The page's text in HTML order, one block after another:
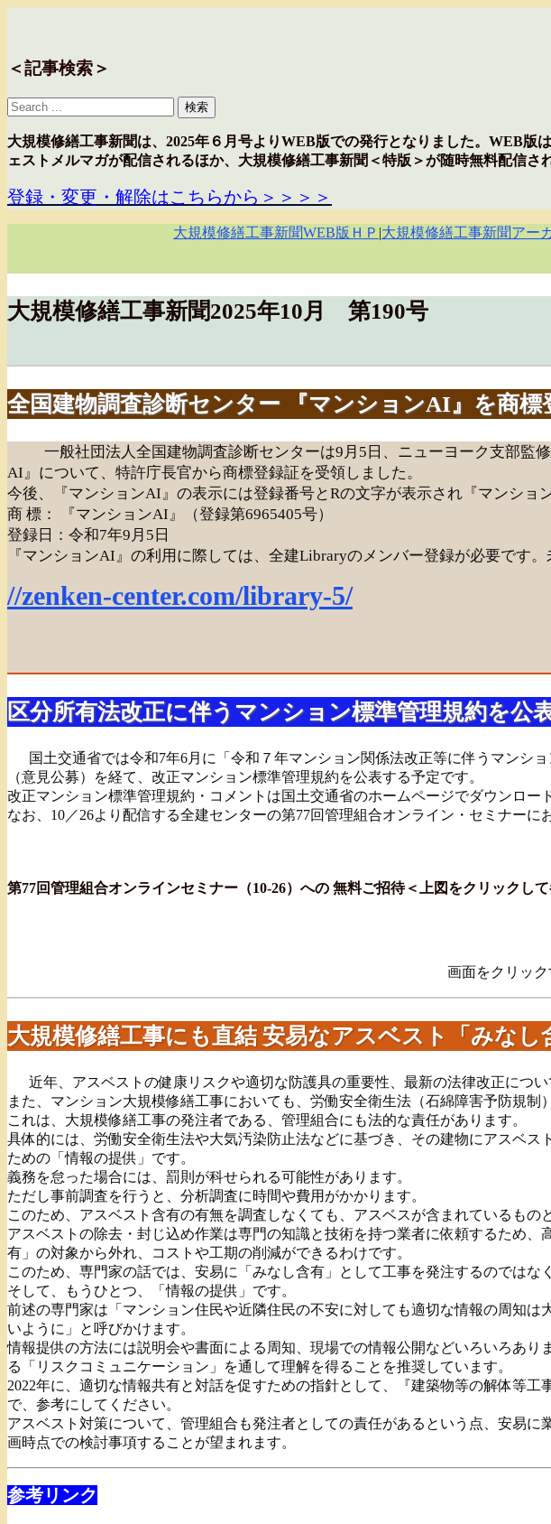
＜記事検索＞
大規模修繕工事新聞は、2025年６月号よりWEB版での発行となりました。WEB
ェストメルマガが配信されるほか、大規模修繕工事新聞＜特版＞が随時無料配信さ
登録・変更・解除はこちらから＞＞＞＞
大規模修繕工事新聞WEB版ＨＰ |大規模修繕工事新聞アー
大規模修繕工事新聞2025年10月 第190号
全国建物調査診断センター 『マンションAI』を商標
一般社団法人全国建物調査診断センターは9月5日、ニューヨーク支部監
AI』について、特許庁長官から商標登録証を受領しました。
今後、『マンションAI』の表示には登録番号とRの文字が表示され『マンショ
商 標： 『マンションAI』（登録第6965405号）
登録日：令和7年9月5日
『マンションAI』の利用に際しては、全建Libraryのメンバー登録が必要です
//zenken-center.com/library-5/
区分所有法改正に伴うマンション標準管理規約を公
国土交通省では令和7年6月に「令和７年マンション関係法改正等に伴うマンシ
（意見公募）を経て、改正マンション標準管理規約を公表する予定です。
改正マンション標準管理規約・コメントは国土交通省のホームページでダウンロー
なお、10／26より配信する全建センターの第77回管理組合オンライン・セミナー
第77回管理組合オンラインセミナー （10-26）への 無料ご招待＜上図をクリックし
画面をクリック
大規模修繕工事にも直結 安易なアスベスト「みな
近年、アスベストの健康リスクや適切な防護具の重要性、最新の法律改正につ
また、マンション大規模修繕工事においても、労働安全衛生法（石綿障害予防規
これは、大規模修繕工事の発注者である、管理組合にも法的な責任があります。
具体的には、労働安全衛生法や大気汚染防止法などに基づき、その建物にアスベ
ための「情報の提供」です。
義務を怠った場合には、罰則が科せられる可能性があります。
ただし事前調査を行うと、分析調査に時間や費用がかかります。
このため、アスベスト含有の有無を調査しなくても、アスベスが含まれているも
アスベストの除去・封じ込め作業は専門の知識と技術を持つ業者に依頼するため
有」の対象から外れ、コストや工期の削減ができるわけです。
このため、専門家の話では、安易に「みなし含有」として工事を発注するのではな
そして、もうひとつ、「情報の提供」です。
前述の専門家は「マンション住民や近隣住民の不安に対しても適切な情報の周知
いように」と呼びかけます。
情報提供の方法には説明会や書面による周知、現場での情報公開などいろいろあ
る「リスクコミュニケーション」を通して理解を得ることを推奨しています。
2022年に、適切な情報共有と対話を促すための指針として、『建築物等の解体等
で、参考にしてください。
アスベスト対策について、管理組合も発注者としての責任があるという点、安易
画時点での検討事項することが望まれます。
参考リンク